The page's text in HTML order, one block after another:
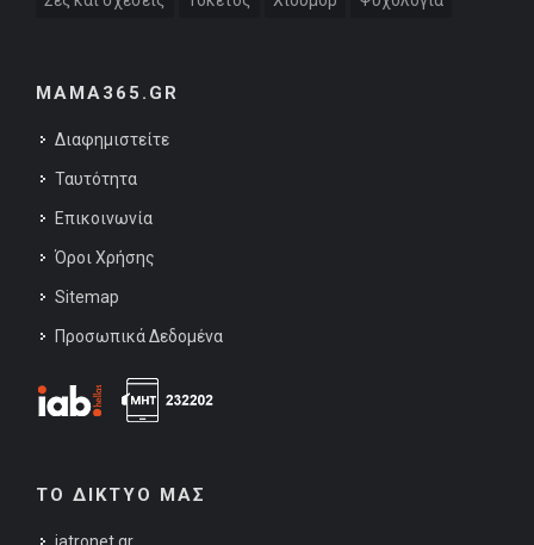
MAMA365.GR
Διαφημιστείτε
Ταυτότητα
Επικοινωνία
Όροι Χρήσης
Sitemap
Προσωπικά Δεδομένα
ΤΟ ΔΙΚΤΥΟ ΜΑΣ